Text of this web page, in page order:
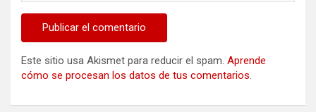
Este sitio usa Akismet para reducir el spam. Aprende
cómo se procesan los datos de tus comentarios.